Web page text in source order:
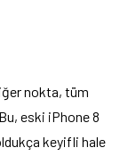
nokta, tüm
eski iPhone 8
keyifli hale